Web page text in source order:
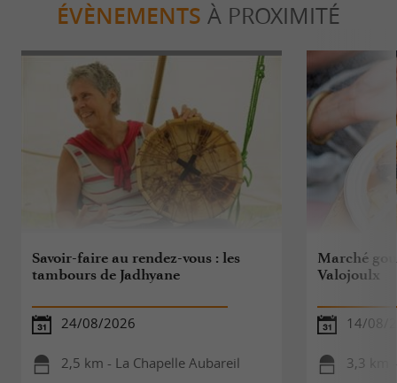
ÉVÈNEMENTS À PROXIMITÉ
Savoir-faire au rendez-vous : les
tambours de Jadhyane
24/08/2026
2,5 km - La Chapelle Aubareil
Marché
Valojoulx
14/08/
3,3 km